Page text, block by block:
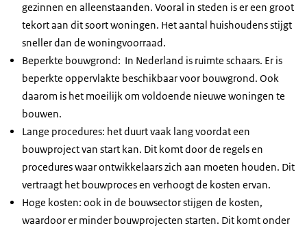
gezinnen en alleenstaanden. Vooral in steden is er een groot
tekort aan dit soort woningen. Het aantal huishoudens stijgt
sneller dan de woningvoorraad.
Beperkte bouwgrond: In Nederland is ruimte schaars. Er is
beperkte oppervlakte beschikbaar voor bouwgrond. Ook
daarom is het moeilijk om voldoende nieuwe woningen te
bouwen.
Lange procedures: het duurt vaak lang voordat een
bouwproject van start kan. Dit komt door de regels en
procedures waar ontwikkelaars zich aan moeten houden. Dit
vertraagt het bouwproces en verhoogt de kosten ervan.
Hoge kosten: ook in de bouwsector stijgen de kosten,
waardoor er minder bouwprojecten starten. Dit komt onder